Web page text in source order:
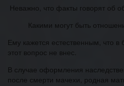
Неважно, что факты говорят об
Какими могут быть
Ему кажется естественным, что
этот вопрос не внес.
В случае оформления
после смерти мачехи, родная